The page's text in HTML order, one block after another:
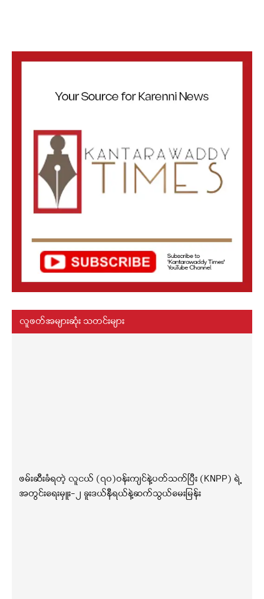
လူဖတ်အများဆုံး သတင်းများ
ဖမ်းဆီးခံရတဲ့ လူငယ် (၇၀)ဝန်းကျင်နဲ့ပတ်သက်ပြီး (KNPP) ရဲ့
အတွင်းရေးမှူး-၂ ခူးဒယ်နီရယ်နဲ့ဆက်သွယ်မေးမြန်း